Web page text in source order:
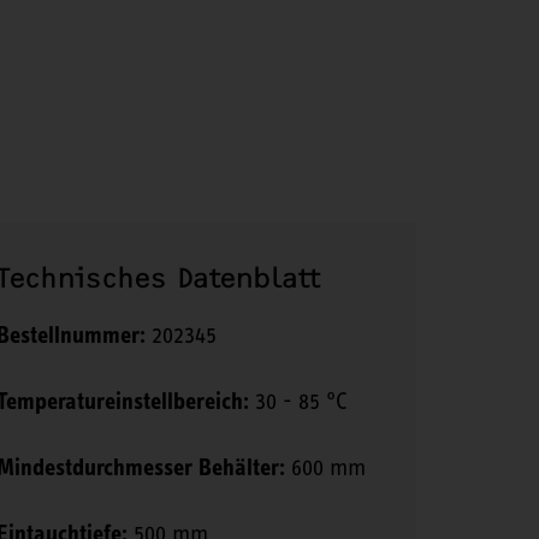
Datenblatt
202345
30 - 85 °C
Behälter: 600 mm
500 mm